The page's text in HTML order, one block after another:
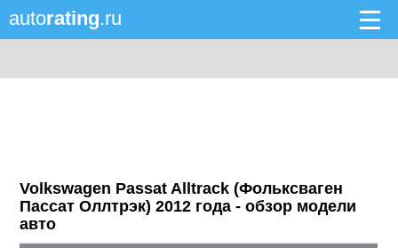
autorating.ru
Volkswagen Passat Alltrack (Фольксваген
Пассат Оллтрэк) 2012 года - обзор модели
авто